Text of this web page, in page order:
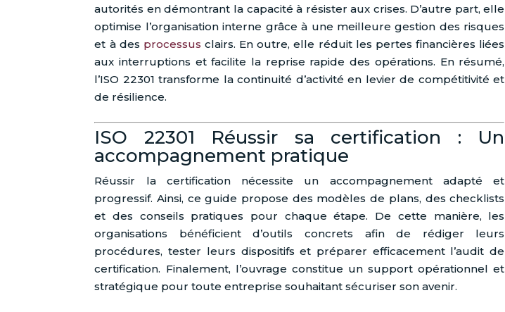
autorités en démontrant la capacité à résister aux crises. D’autre part, elle
optimise l’organisation interne grâce à une meilleure gestion des risques
et à des processus clairs. En outre, elle réduit les pertes financières liées
aux interruptions et facilite la reprise rapide des opérations. En résumé,
l’ISO 22301 transforme la continuité d’activité en levier de compétitivité et
de résilience.
ISO 22301 Réussir sa certification : Un
accompagnement pratique
Réussir la certification nécessite un accompagnement adapté et
progressif. Ainsi, ce guide propose des modèles de plans, des checklists
et des conseils pratiques pour chaque étape. De cette manière, les
organisations bénéficient d’outils concrets afin de rédiger leurs
procédures, tester leurs dispositifs et préparer efficacement l’audit de
certification. Finalement, l’ouvrage constitue un support opérationnel et
stratégique pour toute entreprise souhaitant sécuriser son avenir.